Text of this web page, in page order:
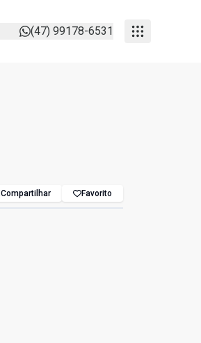
(47) 99178-6531
Compartilhar Favorito